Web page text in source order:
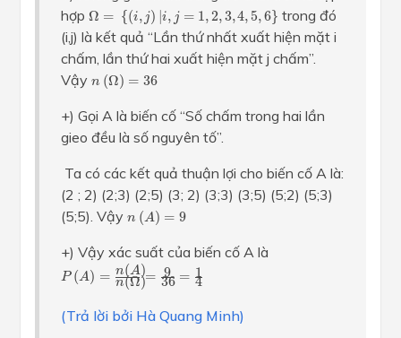
hợp Ω = {(i, j) i, j = 1,2,3,4, 5,6}
Ω j)|i =1,2 3 5 6
trong đó
(i,j) là kết quả “Lần thứ nhất xuất hiện mặt i
chấm, lần thứ hai xuất hiện mặt j chấm”.
Vậy n (Ω) = 36
n Ω)= 36
+) Gọi A là biến cố “Số chấm trong hai lần
gieo đều là số nguyên tố”.
Ta có các kết quả thuận lợi cho biến cố A là:
(2 ; 2) (2;3) (2;5) (3; 2) (3;3) (3;5) (5;2) (5;3)
(5;5). Vậy n (A) = 9
n A)=
+) Vậy xác suất của biến cố A là
P (A ) = n(A)
n(Ω)= 9
36 = 1
4
P( =n A)n(Ω 9 =
(Trả lời bởi Hà Quang Minh)